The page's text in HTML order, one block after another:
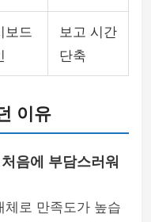
보드
보고 시간
단축
이유
음에 부담스러워
체로 만족도가 높습